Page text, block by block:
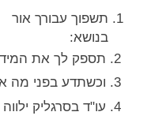
תשפוך עבורך אור
בנושא:
2. תספק לך את המידע הדרוש להתנהלות נכונה בשלב ההתחלתי של התלונה / החקירה, ההליך.
3. וכשתדע בפני מה אתה עומד ועו"ד בסרגליק לצידך, יעלמו הספקות ותבוא גם התקווה.
4. עו"ד בסרגליק ילווה את התהליך כאילו הוא הלקוח וזה מאבק חייו עבורך.